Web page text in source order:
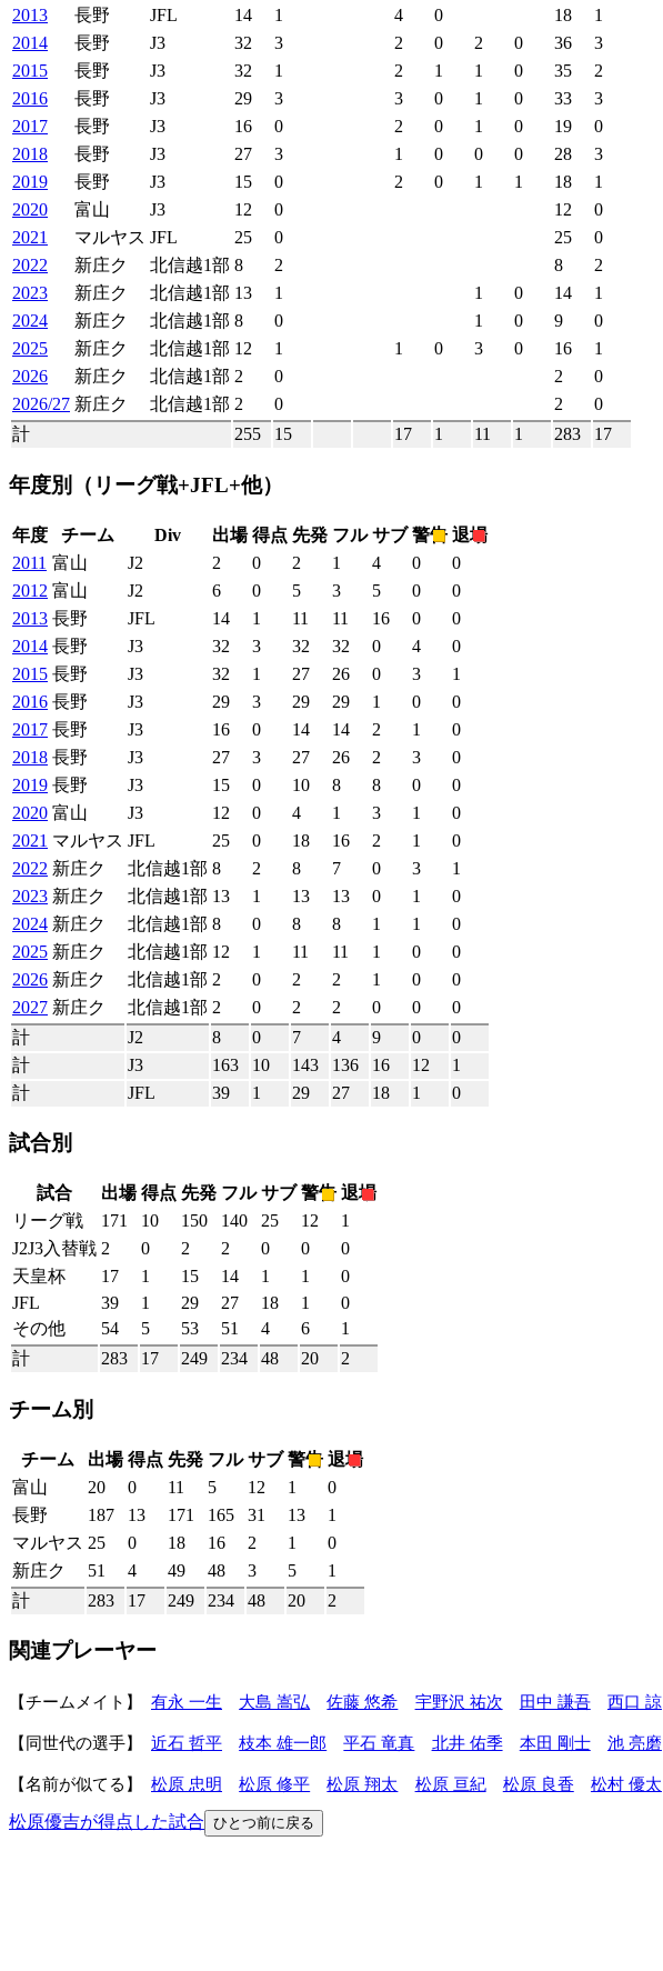
2013
長野 JFL 14 1 4 0 18
1
2014
長野 J3 32 3 2 0 2 0 36
3
2015
長野 J3 32 1 2 1 1 0 35
2
2016
長野 J3 29 3 3 0 1 0 33
3
2017
長野 J3 16 0 2 0 1 0 19
0
2018
長野 J3 27 3 1 0 0 0 28
3
2019
長野 J3 15 0 2 0 1 1 18
1
2020
富山 J3 12 0 12
0
2021
マルヤス JFL 25 0 25
0
2022
新庄ク 北信越1部 8 2 8
2
2023
新庄ク 北信越1部 13 1 1 0 14
1
2024
新庄ク 北信越1部 8 0 1 0 9
0
2025
新庄ク 北信越1部 12 1 1 0 3 0 16
1
2026
新庄ク 北信越1部 2 0 2
0
2026/27 新庄ク 北信越1部 2 0 2
0
計
255 15 17 1 11 1 283 17
年度別 （リーグ戦+JFL+他）
年度 チーム Div 出場 得点 先発 フル サブ 警告 退場
2011 富山 J2 2 0 2 1 4 0
0
2012 富山 J2 6 0 5 3 5 0
0
2013 長野 JFL 14 1 11 11 16 0
0
2014 長野 J3 32 3 32 32 0 4
0
2015 長野 J3 32 1 27 26 0 3
1
2016 長野 J3 29 3 29 29 1 0
0
2017 長野 J3 16 0 14 14 2 1
0
2018 長野 J3 27 3 27 26 2 3
0
2019 長野 J3 15 0 10 8 8 0
0
2020 富山 J3 12 0 4 1 3 1
0
2021 マルヤス JFL 25 0 18 16 2 1
0
2022 新庄ク 北信越1部 8 2 8 7 0 3
1
2023 新庄ク 北信越1部 13 1 13 13 0 1
0
2024 新庄ク 北信越1部 8 0 8 8 1 1
0
2025 新庄ク 北信越1部 12 1 11 11 1 0
0
2026 新庄ク 北信越1部 2 0 2 2 1 0
0
2027 新庄ク 北信越1部 2 0 2 2 0 0
0
計
J2 8 0 7 4 9 0
0
計
J3 163 10 143 136 16 12
1
計
JFL 39 1 29 27 18 1 0
試合別
試合 出場 得点 先発 フル サブ 警告 退場
リーグ戦
171 10 150 140 25 12
1
J2J3入替戦 2 0 2 2 0 0
0
天皇杯
17 1 15 14 1 1
0
JFL
39 1 29 27 18 1
0
その他
54 5 53 51 4 6
1
計
283 17 249 234 48 20 2
チーム別
チーム 出場 得点 先発 フル サブ 警告 退場
富山
20 0 11 5 12 1
0
長野
187 13 171 165 31 13
1
マルヤス 25 0 18 16 2 1
0
新庄ク
51 4 49 48 3 5
1
計
283 17 249 234 48 20 2
関連プレーヤー
チームメイト 有永 一生 大島 嵩弘 佐藤 悠希 宇野沢 祐次 田中 謙吾 西口 諒
同世代の選手 近石 哲平 枝本 雄一郎 平石 竜真 北井 佑季 本田 剛士 池 亮磨
名前が似てる 松原 忠明 松原 修平 松原 翔太 松原 亘紀 松原 良香 松村 優太
松原優吉が得点した試合 ひとつ前に戻る